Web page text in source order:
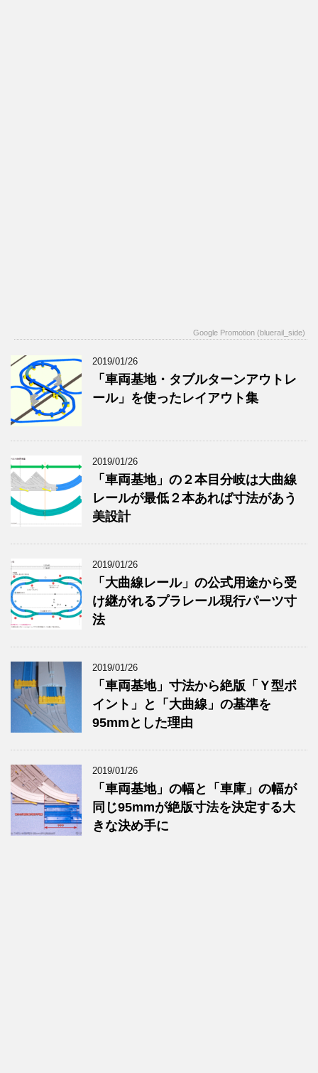
Google Promotion (bluerail_side)
2019/01/26
「車両基地・タブルターンアウトレ
ール」を使ったレイアウト集
2019/01/26
「車両基地」の２本目分岐は大曲線
レールが最低２本あれば寸法があう
美設計
2019/01/26
「大曲線レール」の公式用途から受
け継がれるプラレール現行パーツ寸
法
2019/01/26
「車両基地」寸法から絶版「Ｙ型ポ
イント」と「大曲線」の基準を
95mmとした理由
2019/01/26
「車両基地」の幅と「車庫」の幅が
同じ95mmが絶版寸法を決定する大
きな決め手に